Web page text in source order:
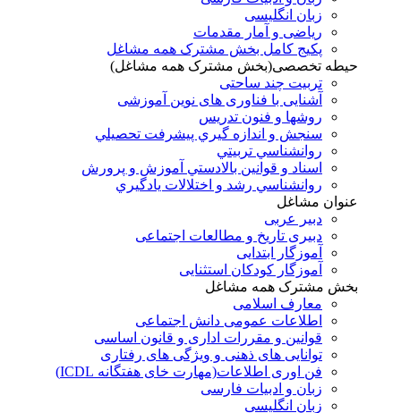
زبان انگلیسی
ریاضی و آمار مقدمات
پکیج کامل بخش مشترک همه مشاغل
حیطه تخصصی(بخش مشترک همه مشاغل)
تربیت چند ساحتی
آشنایی با فناوری های نوین آموزشی
روشها و فنون تدريس
سنجش و اندازه گيري پيشرفت تحصيلي
روانشناسي تربيتي
اسناد و قوانين بالادستي آموزش و پرورش
روانشناسي رشد و اختلالات يادگيري
عنوان مشاغل
دبير عربی
دبیری تاریخ و مطالعات اجتماعی
آموزگار ابتدایی
آموزگار کودکان استثنایی
بخش مشترک همه مشاغل
معارف اسلامی
اطلاعات عمومی دانش اجتماعی
قوانین و مقررات اداری و قانون اساسی
توانایی های ذهنی و ویژگی های رفتاری
فن اوری اطلاعات(مهارت خای هفتگانه ICDL)
زبان و ادبیات فارسی
زبان انگلیسی